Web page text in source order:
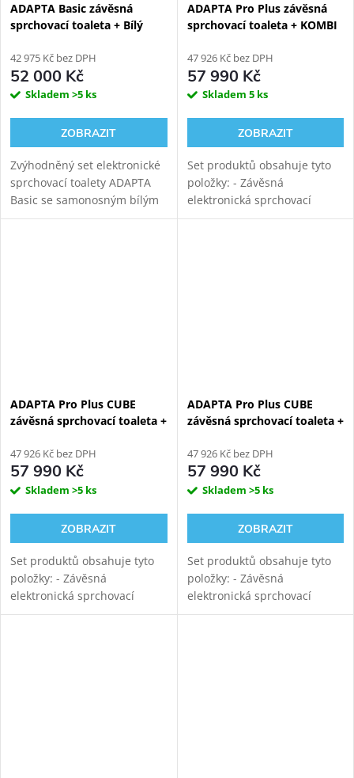
ADAPTA Basic závěsná
sprchovací toaleta + Bílý
42 975 Kč bez DPH
52 000 Kč
Skladem >5 ks
ZOBRAZIT
Zvýhodněný set elektronické
sprchovací toalety ADAPTA
Basic se samonosným bílým
sanitárním modulem pro
ADAPTA Pro Plus závěsná
sprchovací toaleta + KOMBI
viditelný WC modul
47 926 Kč bez DPH
57 990 Kč
Skladem 5 ks
ZOBRAZIT
Set produktů obsahuje tyto
položky: - Závěsná
elektronická sprchovací
toaleta WATERGATE ADAPTA
ADAPTA Pro Plus CUBE
závěsná sprchovací toaleta +
viditelný WC modul
47 926 Kč bez DPH
57 990 Kč
Skladem >5 ks
ZOBRAZIT
Set produktů obsahuje tyto
položky: - Závěsná
elektronická sprchovací
toaleta WATERGATE ADAPTA
ADAPTA Pro Plus CUBE
závěsná sprchovací toaleta +
viditelný WC modul
47 926 Kč bez DPH
57 990 Kč
Skladem >5 ks
ZOBRAZIT
Set produktů obsahuje tyto
položky: - Závěsná
elektronická sprchovací
toaleta WATERGATE ADAPTA